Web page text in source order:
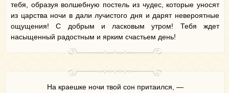
тебя, образуя волшебную постель из чудес, которые уносят
из царства ночи в дали лучистого дня и дарят невероятные
ощущения! С добрым и ласковым утром! Тебя ждет
насыщенный радостным и ярким счастьем день!
На краешке ночи твой сон притаился, —